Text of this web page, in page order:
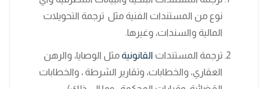
نوع من المستندات الفنية مثل ترجمة التحويلات
المالية والسندات، وغيرها.
ترجمة المستندات القانونية مثل الوصايا، والرهن
العقاري، والخطابات، وتقارير الشرطة ، والخطابات